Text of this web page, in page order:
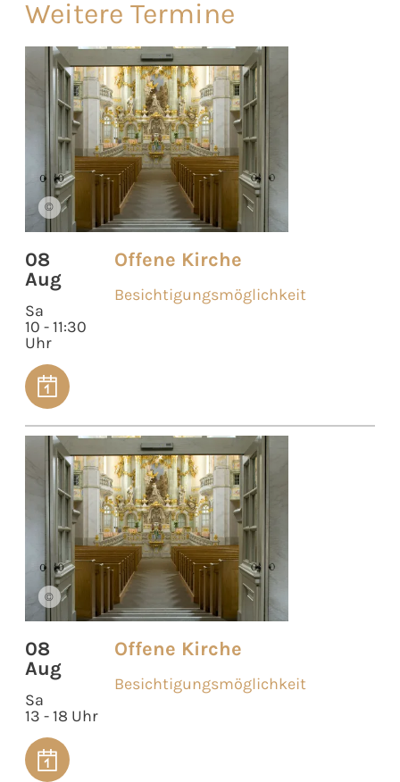
Weitere Termine
©
08
Aug
Sa
10 - 11:30
Uhr
Offene Kirche
Besichtigungsmöglichkeit
©
08
Aug
Sa
13 - 18 Uhr
Offene Kirche
Besichtigungsmöglichkeit